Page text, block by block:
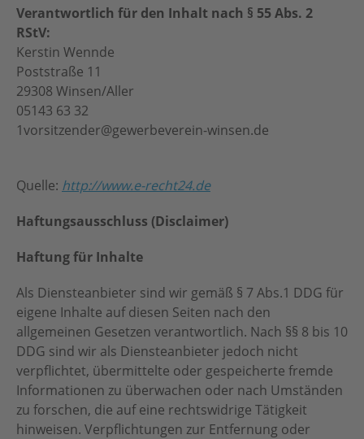
Verantwortlich für den Inhalt nach § 55 Abs. 2
RStV:
Kerstin Wennde
Poststraße 11
29308 Winsen/Aller
05143 63 32
1vorsitzender@gewerbeverein-winsen.de
Quelle: http://www.e-recht24.de
Haftungsausschluss (Disclaimer)
Haftung für Inhalte
Als Diensteanbieter sind wir gemäß § 7 Abs.1 DDG für
eigene Inhalte auf diesen Seiten nach den
allgemeinen Gesetzen verantwortlich. Nach §§ 8 bis 10
DDG sind wir als Diensteanbieter jedoch nicht
verpflichtet, übermittelte oder gespeicherte fremde
Informationen zu überwachen oder nach Umständen
zu forschen, die auf eine rechtswidrige Tätigkeit
hinweisen. Verpflichtungen zur Entfernung oder